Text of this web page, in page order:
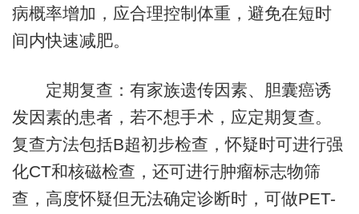
病概率增加，应合理控制体重，避免在短时
间内快速减肥。
定期复查：有家族遗传因素、胆囊癌诱
发因素的患者，若不想手术，应定期复查。
复查方法包括B超初步检查，怀疑时可进行强
化CT和核磁检查，还可进行肿瘤标志物筛
查，高度怀疑但无法确定诊断时，可做PET-